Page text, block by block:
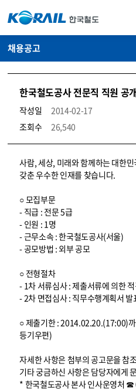
채용공고
한국철도공사 전문직 직원 공
작성일
2014-02-17
조회수
26,540
코레일소개_경영공시_채용공고 상세보기 – 내용, 파일, 담당자 연락처로 구성
사람, 세상, 미래와 함께하는 대한
갖춘 우수한 인재를 찾습니다.
○ 모집부문
- 직급 : 전문 5급
- 인원 : 1명
- 근무소속 : 한국철도공사(서울)
- 공모방법 : 외부 공모
○ 전형절차
- 1차 서류심사 : 제출서류에 의한
- 2차 면접심사 : 직무수행계획서 발
○ 제출기한 : 2014.02.20.(17:00)
등기우편)
자세한 사항은 첨부의 공고문을 참
기타 궁금하신 사항은 담당자에게
* 한국철도공사 본사 인사운영처